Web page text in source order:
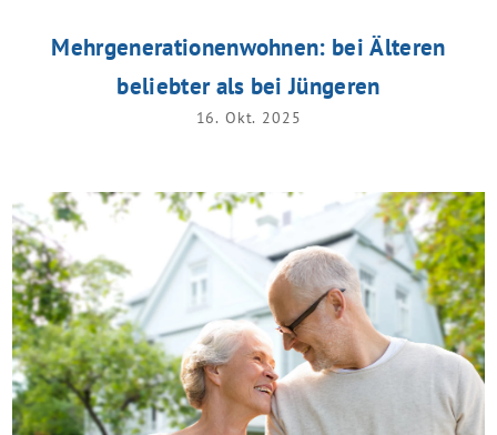
Mehrgenerationenwohnen: bei Älteren
beliebter als bei Jüngeren
16. Okt. 2025